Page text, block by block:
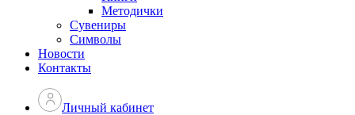
Методички
Сувениры
Символы
Новости
Контакты
Личный кабинет